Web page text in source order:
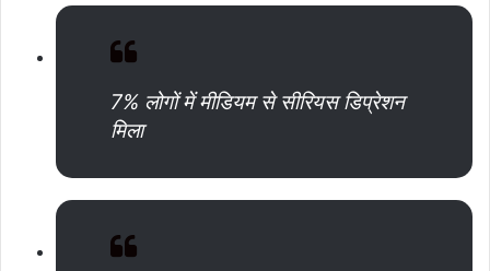
7% लोगों में मीडियम से सीरियस डिप्रेशन
मिला